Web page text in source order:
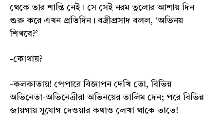
থেকে তার শান্তি নেই। সে সেই নরম তুলোর আশায় দিন
শুরু করে এখন প্রতিদিন। বদ্রীপ্রসাদ বলল, ‘অভিনয়
শিখবে?’
-কোথায়?
-কলকাতায়! পেপারে বিজ্ঞাপন দেখি তো, বিভিন্ন
অভিনেতা-অভিনেত্রীরা অভিনয়ের তালিম দেন; পরে বিভিন্ন
জায়গায় সুযোগ দেওয়ার কথাও লেখা থাকে তাতে!